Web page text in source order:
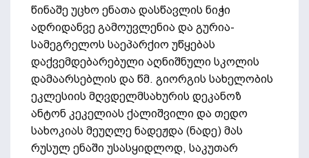
წინაშე უცხო ენათა დასწავლის ნიჭი
ადრიდანვე გამოუვლენია და გურია-
სამეგრელოს საეპარქიო უწყებას
დაქვემდებარებული აღნიშნული სკოლის
დამაარსებლის და წმ. გიორგის სახელობის
ეკლესიის მღვდელმსახურის დეკანოზ
ანტონ კეკელიას ქალიშვილი და თედო
სახოკიას მეუღლე ნადეჟდა (ნადე) მას
რუსულ ენაში უსასყიდლოდ, საკუთარ